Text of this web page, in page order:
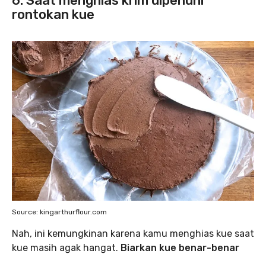
rontokan kue
Source: kingarthurflour.com
Nah, ini kemungkinan karena kamu menghias kue saat
kue masih agak hangat. Biarkan kue benar-benar